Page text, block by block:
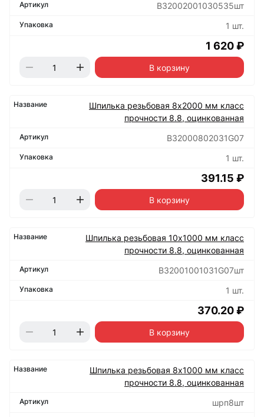
B32002001030535шт
1 шт.
1 620 ₽
В корзину
Шпилька резьбовая 8х2000 мм класс
прочности 8.8, оцинкованная
B32000802031G07
1 шт.
391.15 ₽
В корзину
Шпилька резьбовая 10х1000 мм класс
прочности 8.8, оцинкованная
B32001001031G07шт
1 шт.
370.20 ₽
В корзину
Шпилька резьбовая 8х1000 мм класс
прочности 8.8, оцинкованная
шрп8шт